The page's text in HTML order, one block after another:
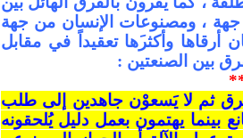
جهة ، ومصنوعات الإنسان من جهة
أرقاها وأكثرها تعقيداً في مقابل
بين الصنعتين :
ثم لا يَسعوْن جاهدين إلى طلب
بينما يهتمون بعمل دليل يُلحقونه